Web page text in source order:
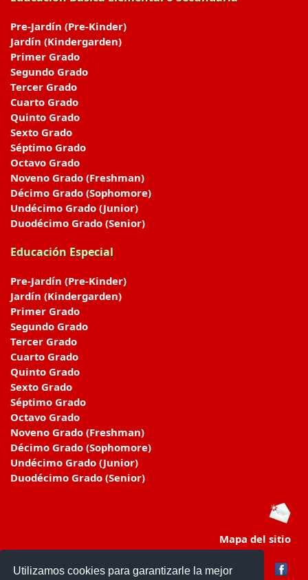
Utilizamos cookies para garantizarle la mejor
Pre-Jardín (Pre-Kinder)
Jardín (Kindergarden)
Primer Grado
Segundo Grado
Tercer Grado
Cuarto Grado
Quinto Grado
Sexto Grado
Séptimo Grado
Octavo Grado
Noveno Grado (Freshman)
Décimo Grado (Sophomore)
Undécimo Grado (Junior)
Duodécimo Grado (Senior)
Educación Especial
Pre-Jardín (Pre-Kinder)
Jardín (Kindergarden)
Primer Grado
Segundo Grado
Tercer Grado
Cuarto Grado
Quinto Grado
Sexto Grado
Séptimo Grado
Octavo Grado
Noveno Grado (Freshman)
Décimo Grado (Sophomore)
Undécimo Grado (Junior)
Duodécimo Grado (Senior)
Mapa del sitio